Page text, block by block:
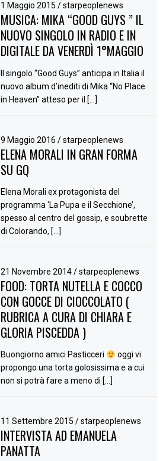
1 Maggio 2015/ starpeoplenews
MUSICA: MIKA “GOOD GUYS ” IL
NUOVO SINGOLO IN RADIO E IN
DIGITALE DA VENERDÌ 1°MAGGIO
Il singolo “Good Guys” anticipa in Italia il
nuovo album d’inediti di Mika “No Place
in Heaven” atteso per il […]
9 Maggio 2016/ starpeoplenews
ELENA MORALI IN GRAN FORMA
SU GQ
Elena Morali ex protagonista del
programma ‘La Pupa e il Secchione’,
spesso al centro del gossip, e soubrette
di Colorando, […]
21 Novembre 2014/ starpeoplenews
FOOD: TORTA NUTELLA E COCCO
CON GOCCE DI CIOCCOLATO (
RUBRICA A CURA DI CHIARA E
GLORIA PISCEDDA )
Buongiorno amici Pasticceri
oggi vi
propongo una torta golosissima e a cui
non si potrà fare a meno di […]
11 Settembre 2015/ starpeoplenews
INTERVISTA AD EMANUELA
PANATTA